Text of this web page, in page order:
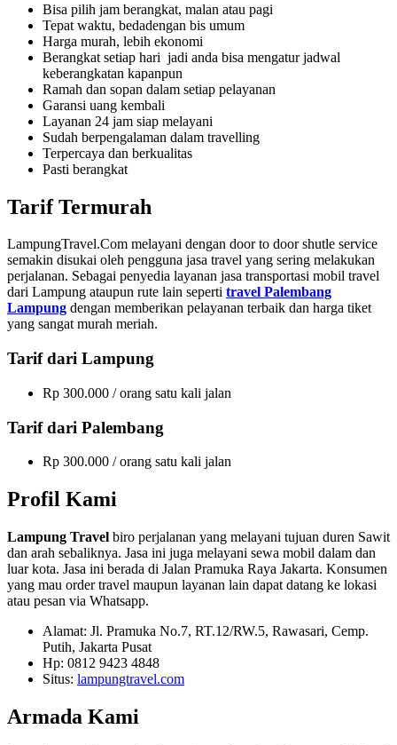
Bisa pilih jam berangkat, malan atau pagi
Tepat waktu, bedadengan bis umum
Harga murah, lebih ekonomi
Berangkat setiap hari jadi anda bisa mengatur jadwal
keberangkatan kapanpun
Ramah dan sopan dalam setiap pelayanan
Garansi uang kembali
Layanan 24 jam siap melayani
Sudah berpengalaman dalam travelling
Terpercaya dan berkualitas
Pasti berangkat
Tarif Termurah
LampungTravel.Com melayani dengan door to door shutle service
semakin disukai oleh pengguna jasa travel yang sering melakukan
perjalanan. Sebagai penyedia layanan jasa transportasi mobil travel
dari Lampung ataupun rute lain seperti travel Palembang
Lampung dengan memberikan pelayanan terbaik dan harga tiket
yang sangat murah meriah.
Tarif dari Lampung
Rp 300.000 / orang satu kali jalan
Tarif dari Palembang
Rp 300.000 / orang satu kali jalan
Profil Kami
Lampung Travel biro perjalanan yang melayani tujuan duren Sawit
dan arah sebaliknya. Jasa ini juga melayani sewa mobil dalam dan
luar kota. Jasa ini berada di Jalan Pramuka Raya Jakarta. Konsumen
yang mau order travel maupun layanan lain dapat datang ke lokasi
atau pesan via Whatsapp.
Alamat: Jl. Pramuka No.7, RT.12/RW.5, Rawasari, Cemp.
Putih, Jakarta Pusat
Hp: 0812 9423 4848
Situs: lampungtravel.com
Armada Kami